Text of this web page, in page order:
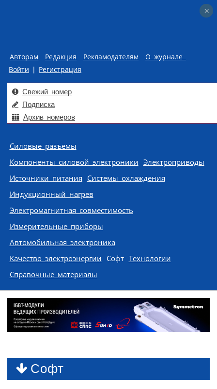
Авторам Редакция Рекламодателям
О журнале
Войти | Регистрация
Свежий номер
Подписка
Архив номеров
Skip to content
Силовые разъемы
Компоненты силовой электроники Электроприводы
Источники питания Системы охлаждения
Индукционный нагрев
Электромагнитная совместимость
Измерительные приборы
Автомобильная электроника
Качество электроэнергии Софт Технологии
Справочные материалы
Софт
×
×